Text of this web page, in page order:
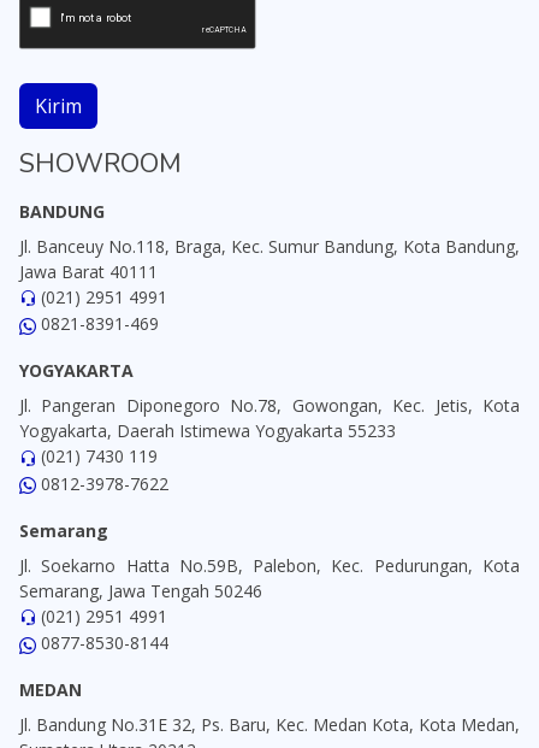
Kirim
SHOWROOM
BANDUNG
Jl. Banceuy No.118, Braga, Kec. Sumur Bandung, Kota Bandung,
Jawa Barat 40111
(021) 2951 4991
0821-8391-469
YOGYAKARTA
Jl. Pangeran Diponegoro No.78, Gowongan, Kec. Jetis, Kota
Yogyakarta, Daerah Istimewa Yogyakarta 55233
(021) 7430 119
0812-3978-7622
Semarang
Jl. Soekarno Hatta No.59B, Palebon, Kec. Pedurungan, Kota
Semarang, Jawa Tengah 50246
(021) 2951 4991
0877-8530-8144
MEDAN
Jl. Bandung No.31E 32, Ps. Baru, Kec. Medan Kota, Kota Medan,